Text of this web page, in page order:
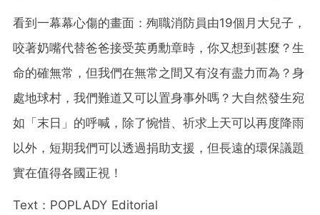
看到一幕幕心傷的畫面：殉職消防員由19個月大兒子，
咬著奶嘴代替爸爸接受英勇勳章時，你又想到甚麼？生
命的確無常，但我們在無常之間又有沒有盡力而為？身
處地球村，我們難道又可以置身事外嗎？大自然發生宛
如「末日」的呼喊，除了惋惜、祈求上天可以再度降雨
以外，短期我們可以透過捐助支援，但長遠的環保議題
實在值得各國正視！
Text：POPLADY Editorial